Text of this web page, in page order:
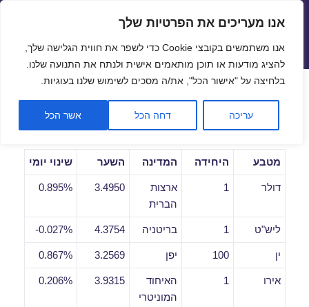
פתח
אנו מעריכים את הפרטיות שלך
אנו משתמשים בקובצי Cookie כדי לשפר את חווית הגלישה שלך,
להציג מודעות או תוכן מותאמים אישית ולנתח את התנועה שלנו.
בלחיצה על "אישור הכל", את/ה מסכים לשימוש שלנו בעוגיות.
עריכה דחה הכל אשר הכל
שערי חליפין יציגים – שער יציג
תפריטים
ווידג'טים
שערי חליפין יומיים לתאריך
15/06/2020
מטבע היחידה המדינה השער שינוי יומי
דולר 1
ארצות
הברית
3.4950
0.895%
ליש"ט 1 בריטניה 4.3754
0.027%-
ין 100 יפן 3.2569
0.867%
אירו 1
האיחוד
המוניטרי
3.9315
0.206%